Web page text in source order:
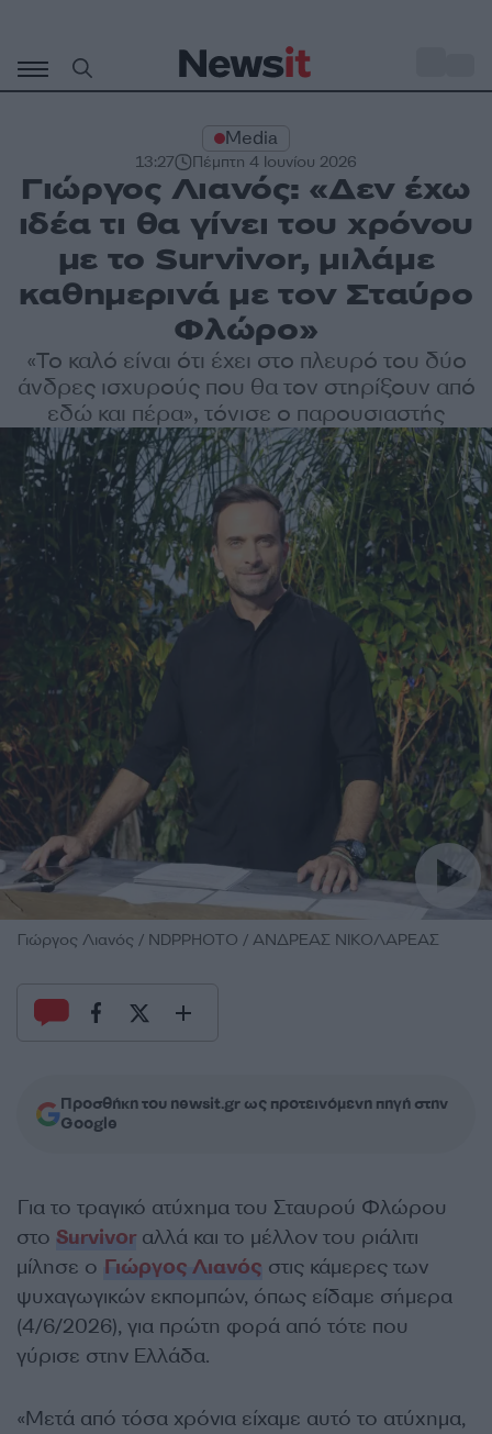
περιεχόμενο
Media
13:27 Πέμπτη 4 Ιουνίου 2026
Γιώργος Λιανός: «Δεν έχω
ιδέα τι θα γίνει του χρόνου
με το Survivor, μιλάμε
καθημερινά με τον Σταύρο
Φλώρο»
«Το καλό είναι ότι έχει στο πλευρό του δύο
άνδρες ισχυρούς που θα τον στηρίξουν από
εδώ και πέρα», τόνισε ο παρουσιαστής
Γιώργος Λιανός / NDPPHOTO / ΑΝΔΡΕΑΣ ΝΙΚΟΛΑΡΕΑΣ
Προσθήκη του newsit.gr ως προτεινόμενη πηγή στην
Google
Για το τραγικό ατύχημα του Σταυρού Φλώρου
στο Survivor αλλά και το μέλλον του ριάλιτι
μίλησε ο Γιώργος Λιανός στις κάμερες των
ψυχαγωγικών εκπομπών, όπως είδαμε σήμερα
(4/6/2026), για πρώτη φορά από τότε που
γύρισε στην Ελλάδα.
«Μετά από τόσα χρόνια είχαμε αυτό το ατύχημα,